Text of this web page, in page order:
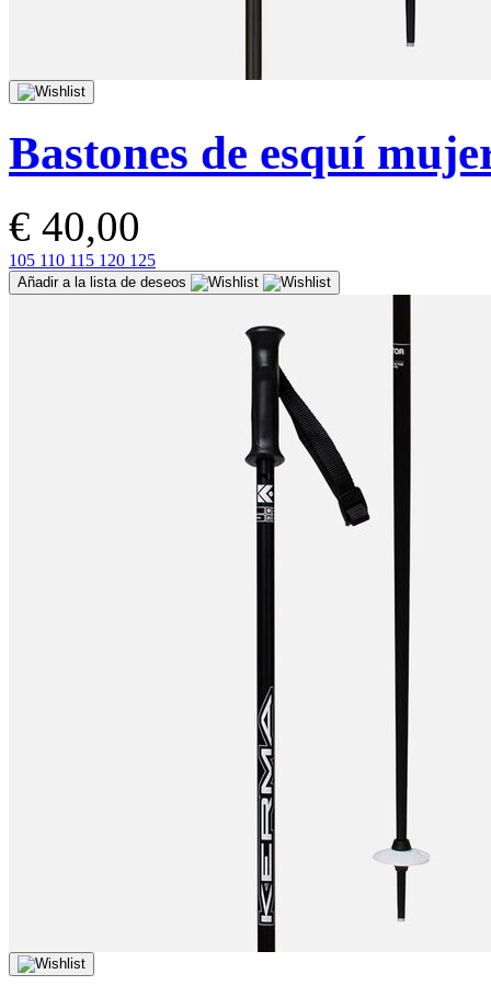
Bastones de esquí
€ 40,00
105 110 115 120 125
Añadir a la lista de deseos